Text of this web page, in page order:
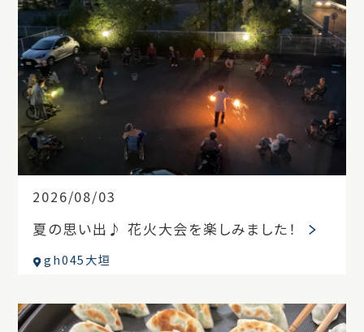
2026/08/03
夏の思い出♪ 花火大会を楽しみました！
gh045大垣